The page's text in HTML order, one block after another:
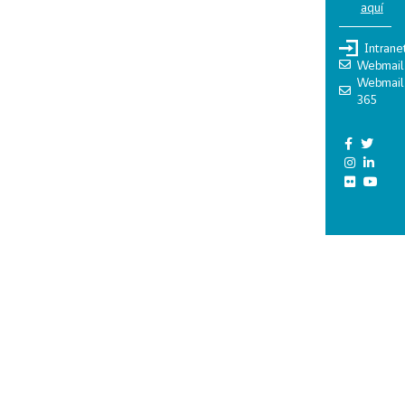
aquí
Webmail
Webmail
365